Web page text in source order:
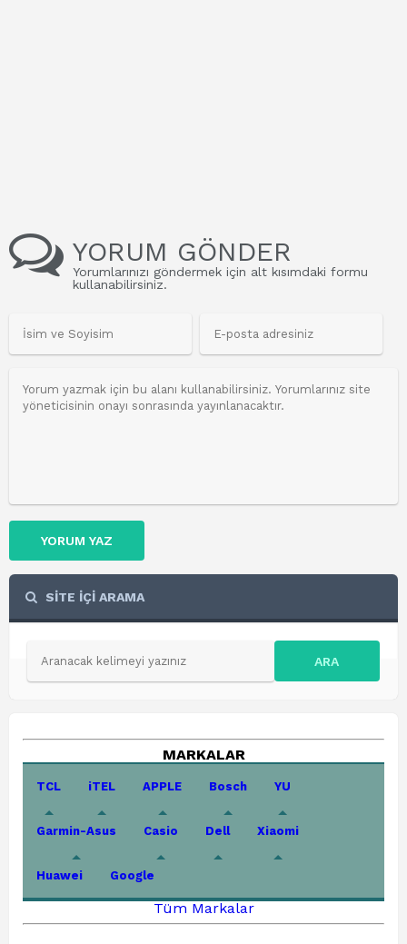
YORUM GÖNDER
Yorumlarınızı göndermek için alt kısımdaki formu
kullanabilirsiniz.
YORUM YAZ
SİTE İÇİ ARAMA
ARA
MARKALAR
TCL iTEL APPLE Bosch YU
Garmin-Asus Casio Dell Xiaomi
Huawei Google
Tüm Markalar